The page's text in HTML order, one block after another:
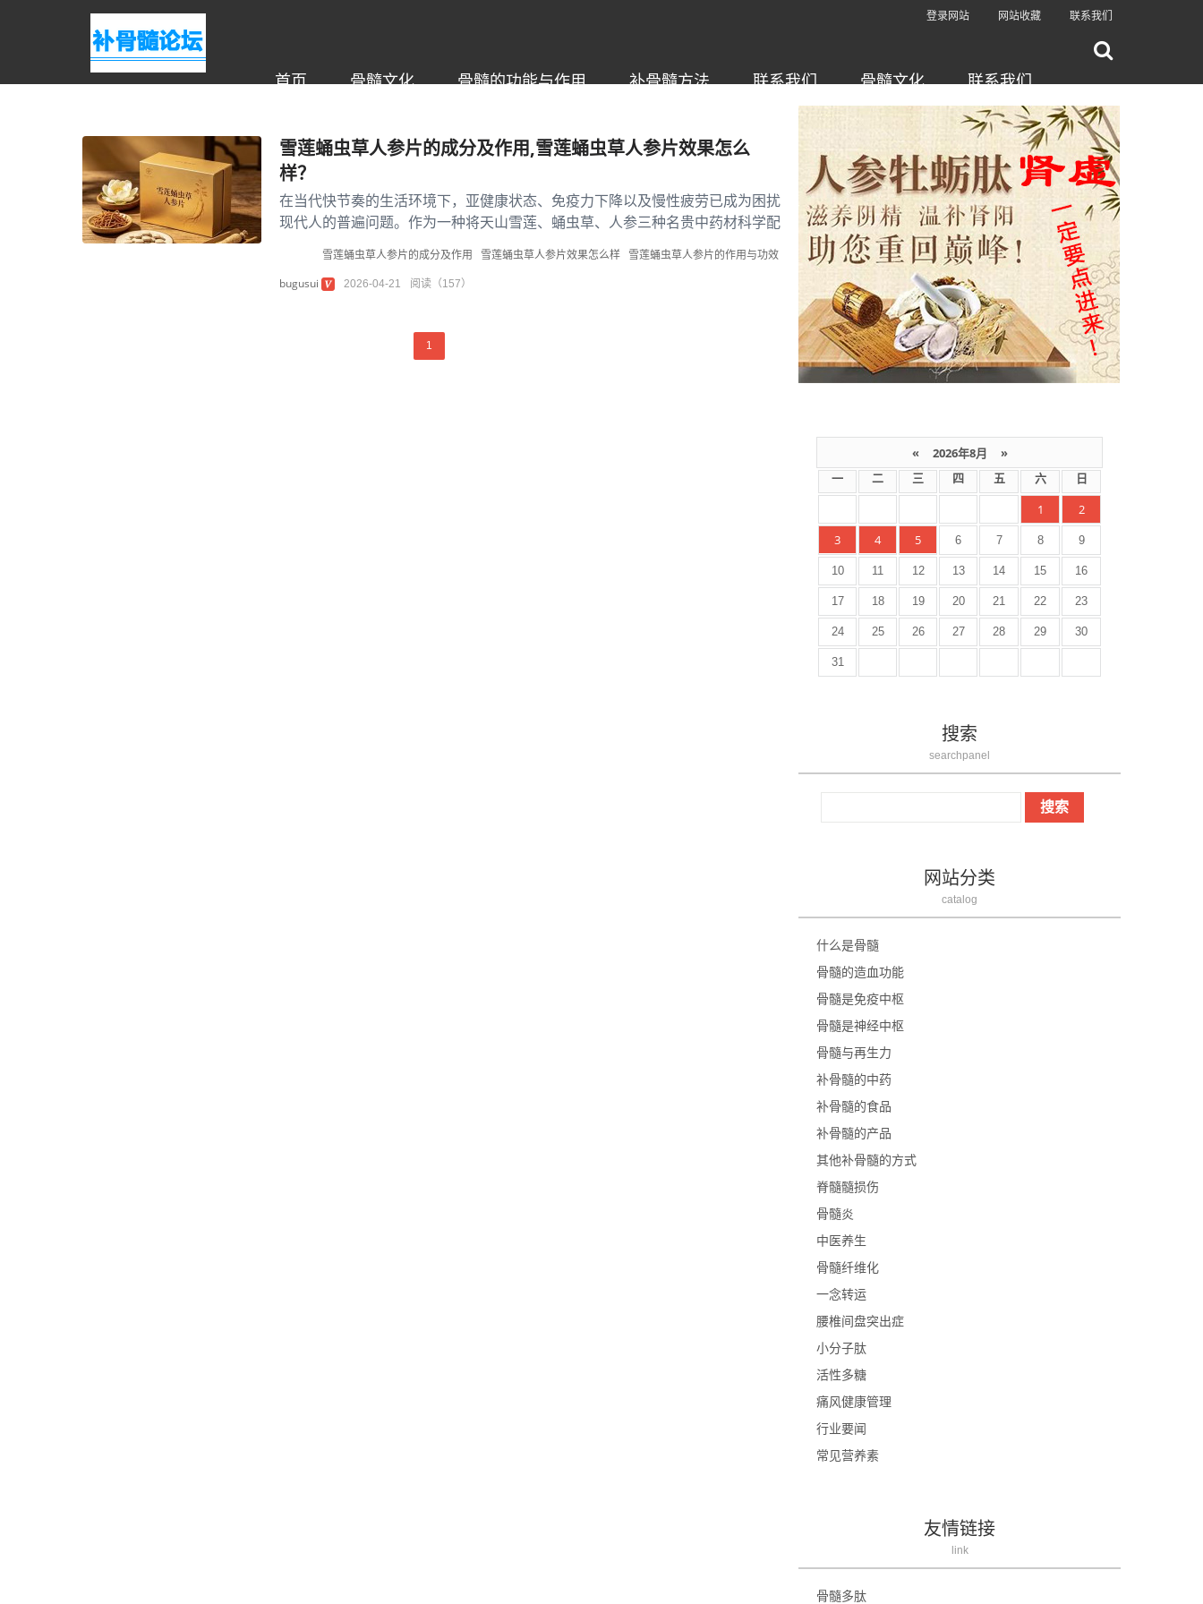
登录网站 网站收藏 联系我们
首页 骨髓文化 骨髓的功能与作用 补骨髓方法 联系我们 骨髓文化 联系我们
雪莲蛹虫草人参片的成分及作用,雪莲蛹虫草人参片效果怎么
样？
在当代快节奏的生活环境下，亚健康状态、免疫力下降以及慢性疲劳已成为困扰
现代人的普遍问题。作为一种将天山雪莲、蛹虫草、人参三种名贵中药材科学配
雪莲蛹虫草人参片的成分及作用 雪莲蛹虫草人参片效果怎么样 雪莲蛹虫草人参片的作用与功效
bugusui
2026-04-21 阅读（157）
1
« 2026年8月 »
一 二 三 四 五 六 日
1
2
3
4 5 6 7 8 9
10 11 12 13 14 15 16
17 18 19 20 21 22 23
24 25 26 27 28 29 30
31
搜索
searchpanel
网站分类
catalog
什么是骨髓
骨髓的造血功能
骨髓是免疫中枢
骨髓是神经中枢
骨髓与再生力
补骨髓的中药
补骨髓的食品
补骨髓的产品
其他补骨髓的方式
脊髓髓损伤
骨髓炎
中医养生
骨髓纤维化
一念转运
腰椎间盘突出症
小分子肽
活性多糖
痛风健康管理
行业要闻
常见营养素
友情链接
link
骨髓多肽